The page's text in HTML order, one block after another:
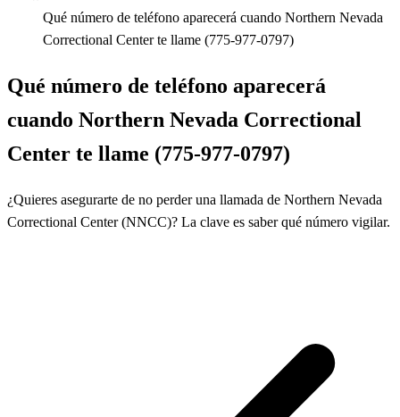
Qué número de teléfono aparecerá cuando Northern Nevada
Correctional Center te llame (775-977-0797)
Qué número de teléfono aparecerá
cuando Northern Nevada Correctional
Center te llame (775-977-0797)
¿Quieres asegurarte de no perder una llamada de Northern Nevada
Correctional Center (NNCC)? La clave es saber qué número vigilar.